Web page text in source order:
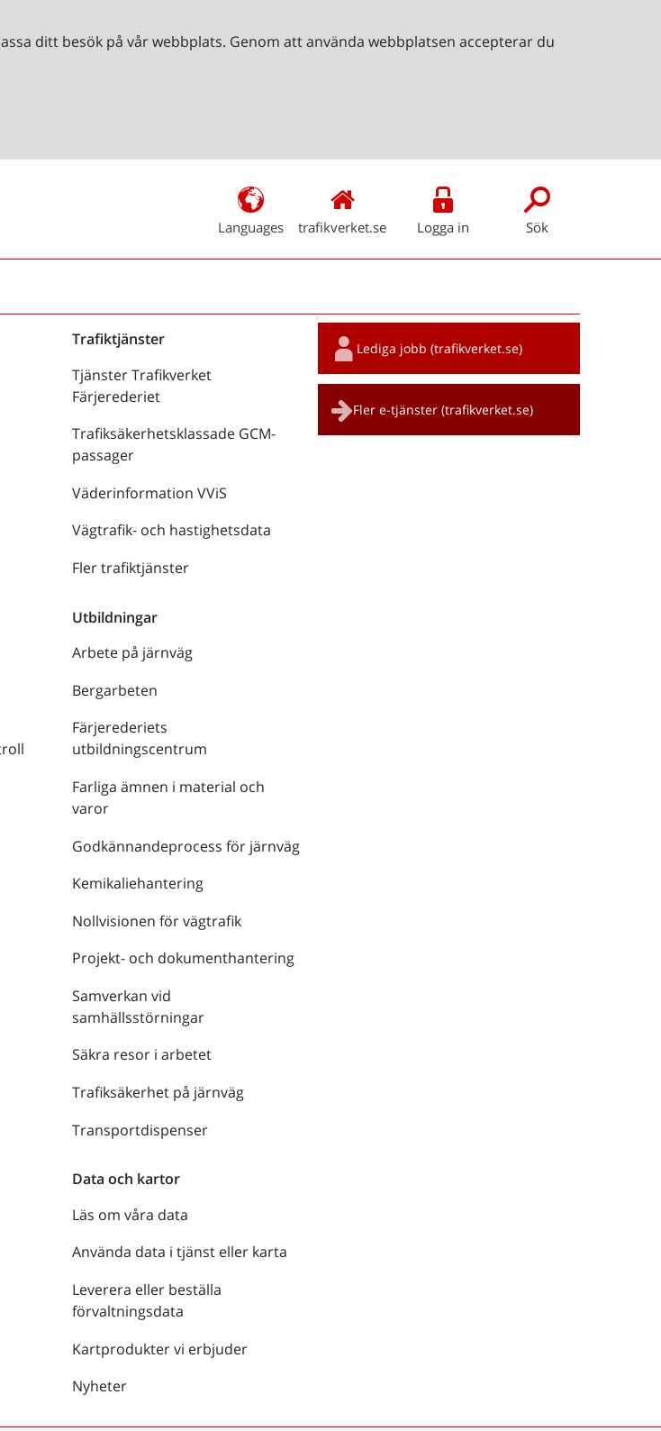
ditt besök på vår webbplats. Genom att använda webbplatsen accepterar du
Languages trafikverket.se Logga in Sök
Trafiktjänster
Tjänster Trafikverket
Färjerederiet
Trafiksäkerhetsklassade GCM-
passager
Väderinformation VViS
Vägtrafik- och hastighetsdata
Fler trafiktjänster
Utbildningar
Arbete på järnväg
Bergarbeten
Färjerederiets
utbildningscentrum
Farliga ämnen i material och
varor
Godkännandeprocess för järnväg
Kemikaliehantering
Nollvisionen för vägtrafik
Projekt- och dokumenthantering
Samverkan vid
samhällsstörningar
Säkra resor i arbetet
Trafiksäkerhet på järnväg
Transportdispenser
Data och kartor
Läs om våra data
Använda data i tjänst eller karta
Leverera eller beställa
förvaltningsdata
Kartprodukter vi erbjuder
Nyheter
Snabblänkar
Lediga jobb (trafikverket.se)
Fler e-tjänster (trafikverket.se)